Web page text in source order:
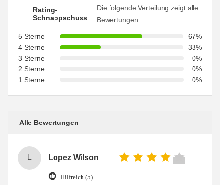
Rating-
Schnappschuss
Die folgende Verteilung zeigt alle
Bewertungen.
5 Sterne
67%
4 Sterne
33%
3 Sterne
0%
2 Sterne
0%
1 Sterne
0%
Alle Bewertungen
L Lopez Wilson
Hilfreich (5)